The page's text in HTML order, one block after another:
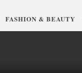
FASHION & BEAUTY